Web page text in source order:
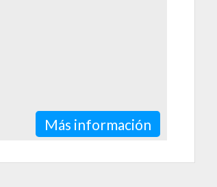
Más información